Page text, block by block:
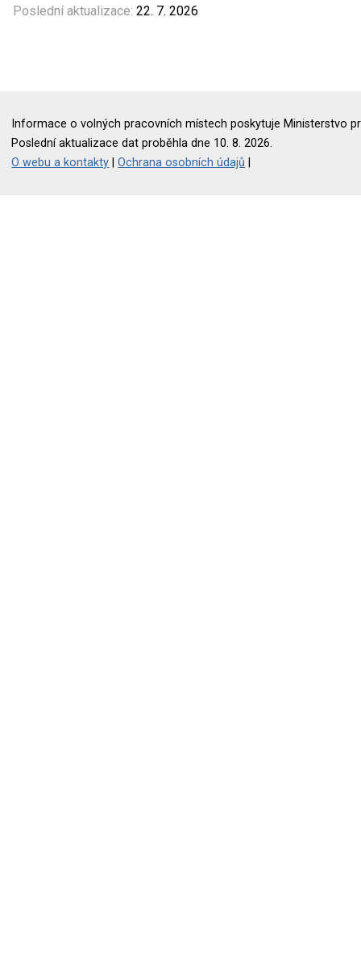
Poslední aktualizace: 22. 7. 2026
Informace o volných pracovních místech poskytuje Ministerstvo
Poslední aktualizace dat proběhla dne 10. 8. 2026.
O webu a kontakty |Ochrana osobních údajů